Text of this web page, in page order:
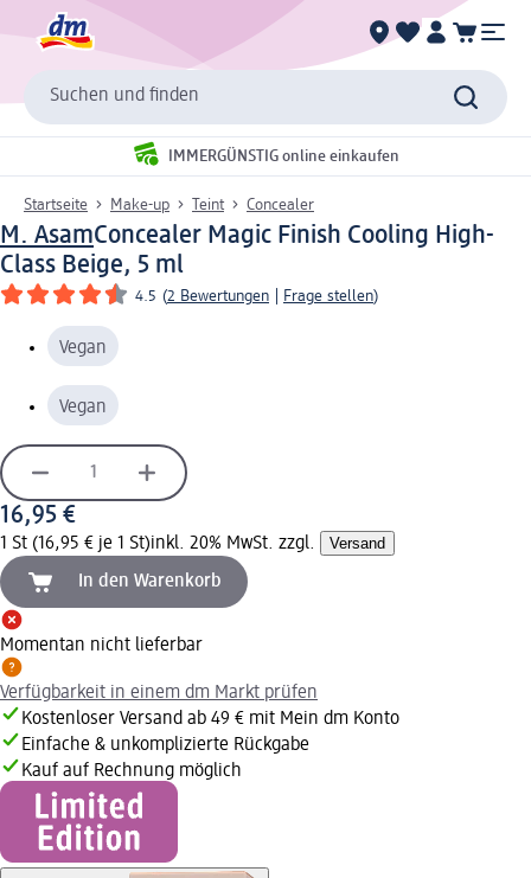
Suchen und finden
IMMERGÜNSTIG online einkaufen
Startseite Make-up Teint Concealer
M. AsamConcealer Magic Finish Cooling High-
Class Beige, 5 ml
4.5 (2 Bewertungen Frage stellen)
Vegan
Vegan
16,95 €
1 St (16,95 € je 1 St)inkl. 20% MwSt. zzgl. Versand
In den Warenkorb
Momentan nicht lieferbar
Verfügbarkeit in einem dm Markt prüfen
Kostenloser Versand ab 49 € mit Mein dm Konto
Einfache & unkomplizierte Rückgabe
Kauf auf Rechnung möglich